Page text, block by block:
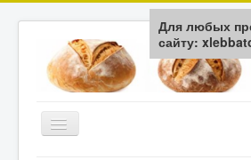
Включить/
Для любых
сайту: